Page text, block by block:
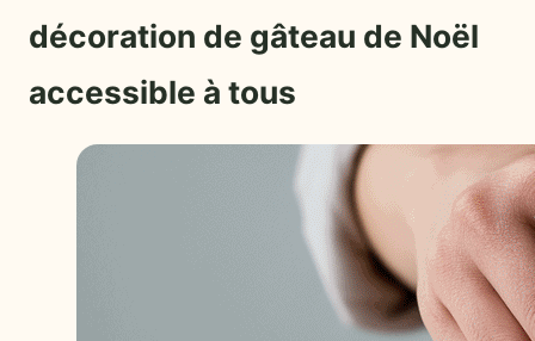
décoration de gâteau de Noël
accessible à tous